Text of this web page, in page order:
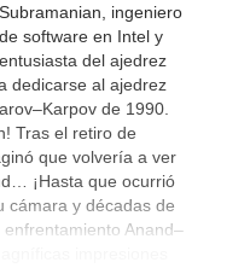
Subramanian, ingeniero
de software en Intel y
entusiasta del ajedrez
dedicarse al ajedrez
de 1990.
Tras el retiro de
que volvería a ver
¡Hasta que ocurrió
cámara y décadas de
Anand–